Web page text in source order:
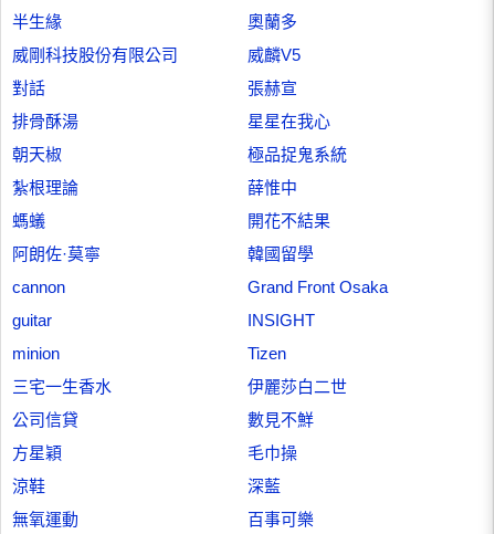
半生緣
奧蘭多
威剛科技股份有限公司
威麟V5
對話
張赫宣
排骨酥湯
星星在我心
朝天椒
極品捉鬼系統
紮根理論
薛惟中
螞蟻
開花不結果
阿朗佐·莫寧
韓國留學
cannon
Grand Front Osaka
guitar
INSIGHT
minion
Tizen
三宅一生香水
伊麗莎白二世
公司信貸
數見不鮮
方星穎
毛巾操
涼鞋
深藍
無氧運動
百事可樂